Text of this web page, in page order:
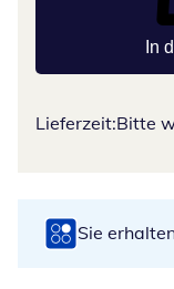
In
Lieferzeit:Bitte
Sie